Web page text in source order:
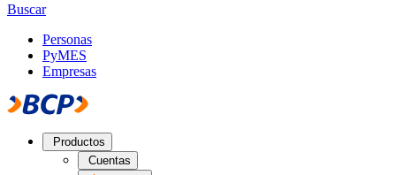
Buscar
Personas
PyMES
Empresas
Productos
Cuentas